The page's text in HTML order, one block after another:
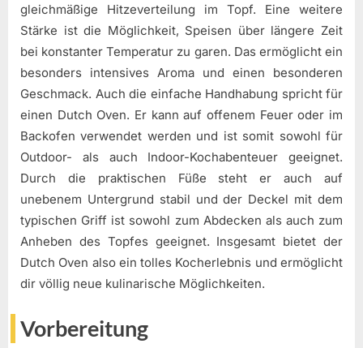
gleichmäßige Hitzeverteilung im Topf. Eine weitere
Stärke ist die Möglichkeit, Speisen über längere Zeit
bei konstanter Temperatur zu garen. Das ermöglicht ein
besonders intensives Aroma und einen besonderen
Geschmack. Auch die einfache Handhabung spricht für
einen Dutch Oven. Er kann auf offenem Feuer oder im
Backofen verwendet werden und ist somit sowohl für
Outdoor- als auch Indoor-Kochabenteuer geeignet.
Durch die praktischen Füße steht er auch auf
unebenem Untergrund stabil und der Deckel mit dem
typischen Griff ist sowohl zum Abdecken als auch zum
Anheben des Topfes geeignet. Insgesamt bietet der
Dutch Oven also ein tolles Kocherlebnis und ermöglicht
dir völlig neue kulinarische Möglichkeiten.
Vorbereitung